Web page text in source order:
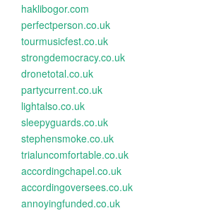
haklibogor.com
perfectperson.co.uk
tourmusicfest.co.uk
strongdemocracy.co.uk
dronetotal.co.uk
partycurrent.co.uk
lightalso.co.uk
sleepyguards.co.uk
stephensmoke.co.uk
trialuncomfortable.co.uk
accordingchapel.co.uk
accordingoversees.co.uk
annoyingfunded.co.uk